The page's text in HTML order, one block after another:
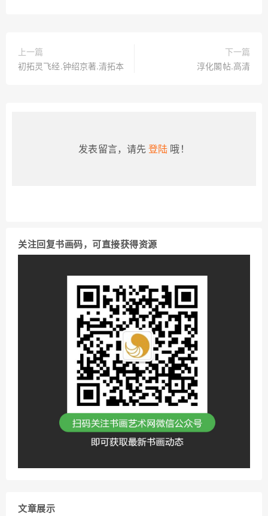
上一篇
初拓灵飞经.钟绍京著.清拓本
下一篇
淳化閣帖.高清
发表留言，请先登陆 哦！
关注回复书画码，可直接获得资源
文章展示